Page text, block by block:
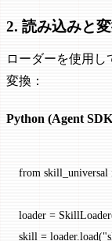
2. 読み込みと
ローダーを使用し
変換：
Python (Agent
from skill_universal
loader =
skill = loader.load(